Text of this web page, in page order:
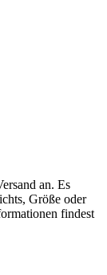
an. Es
Größe oder
findest